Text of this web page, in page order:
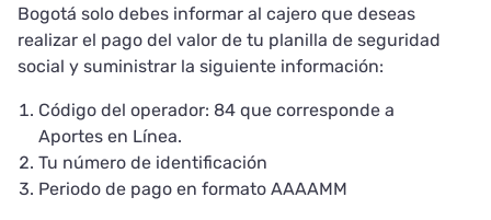
Bogotá solo debes informar al cajero que deseas
realizar el pago del valor de tu planilla de seguridad
social y suministrar la siguiente información:
Código del operador: 84 que corresponde a
Aportes en Línea.
Tu número de identificación
Periodo de pago en formato AAAAMM